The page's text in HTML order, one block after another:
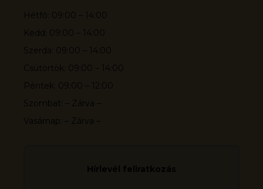
Hétfő: 09:00 – 14:00
Kedd: 09:00 – 14:00
Szerda: 09:00 – 14:00
Csütörtök: 09:00 – 14:00
Péntek: 09:00 – 12:00
Szombat: – Zárva –
Vasárnap: – Zárva –